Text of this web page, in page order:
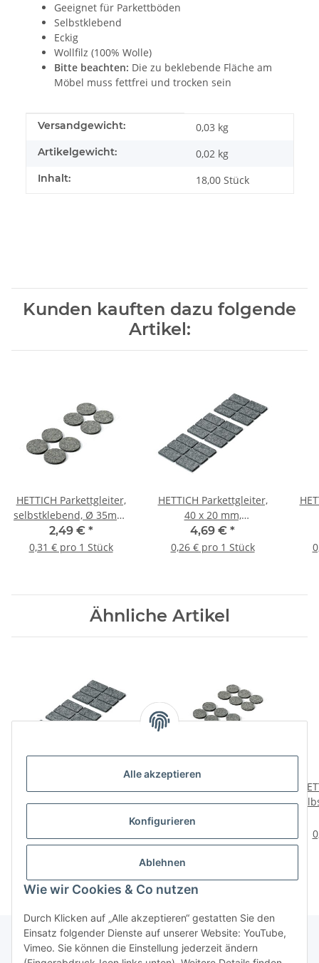
Alle akzeptieren
Konfigurieren
Ablehnen
Wie wir Cookies & Co nutzen
Durch Klicken auf „Alle akzeptieren“ gestatten Sie den
Einsatz folgender Dienste auf unserer Website: YouTube,
Vimeo. Sie können die Einstellung jederzeit ändern
Geeignet für Parkettböden
Selbstklebend
Eckig
Wollfilz (100% Wolle)
Bitte beachten: Die zu beklebende Fläche am
Möbel muss fettfrei und trocken sein
Produkteigenschaft
Wert
Versandgewicht: 0,03 kg
Artikelgewicht: 0,02 kg
Inhalt: 18,00 Stück
Kunden kauften dazu folgende
Artikel:
HETTICH Parkettgleiter,
selbstklebend, Ø 35mm,
8 Stück
2,49 € *
0,31 € pro 1 Stück
HETTICH Parkettgleiter,
40 x 20 mm,
selbstklebend, 18 Stück
4,69 € *
0,26 € pro 1 Stück
Ähnliche Artikel
40 x 20 mm,
selbstklebend, Ø 25mm,
18 Stück
5,49 €